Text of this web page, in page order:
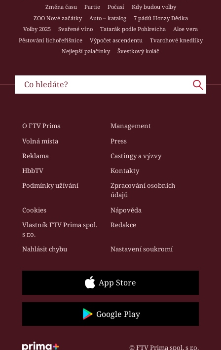
Změna času
Partie Počasí
Kdy budou volby
ZOO Nové začátky
Auto – katalog
7 pádů Honzy Dědka
Volby 2025
Svařené víno Tatarák podle Pohlreicha
Aloe vera
Pěstování lichořeřišnice
Výpočet ascendentu
Tvarohové knedlíky
Nejlepší palačinky
Švestkový koláč
O FTV Prima
Management
Volná místa
Press
Reklama
Castingy a výzvy
HbbTV
Kontakty
Podmínky užívání
Zpracování osobních
údajů
Cookies
Nápověda
Vlastník FTV Prima spol.
s r.o.
Redakce
Nahlásit chybu Nastavení soukromí
App Store
Google Play
© FTV Prima spol. s r.o.